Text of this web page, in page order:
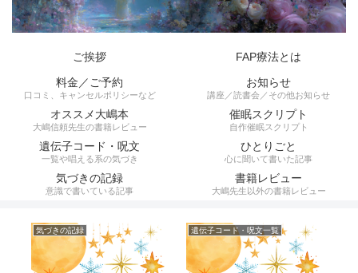
ご挨拶
FAP療法とは
料金／ご予約
口コミ、キャンセルポリシーなど
お知らせ
講座／読書会／その他お知らせ
オススメ大嶋本
大嶋信頼先生の書籍レビュー
催眠スクリプト
自作催眠スクリプト
遺伝子コード・呪文
一覧や唱える系の気づき
ひとりごと
心に聞いて書いた記事
気づきの記録
意識で書いている記事
書籍レビュー
大嶋先生以外の書籍レビュー
気づきの記録 遺伝子コード・呪文一覧